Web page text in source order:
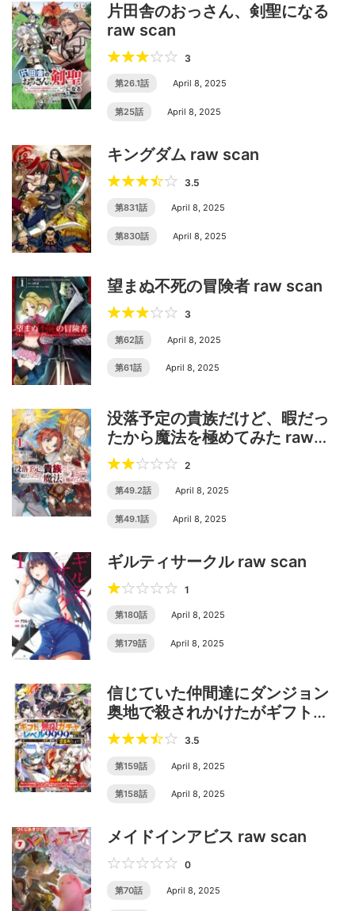
片田舎のおっさん、剣聖になる
raw scan
3
第26.1話 April 8, 2025
第25話 April 8, 2025
キングダム raw scan
3.5
第831話 April 8, 2025
第830話 April 8, 2025
望まぬ不死の冒険者 raw scan
3
第62話 April 8, 2025
第61話 April 8, 2025
没落予定の貴族だけど、暇だっ
たから魔法を極めてみた raw
scan
2
第49.2話 April 8, 2025
第49.1話 April 8, 2025
ギルティサークル raw scan
1
第180話 April 8, 2025
第179話 April 8, 2025
信じていた仲間達にダンジョン
奥地で殺されかけたがギフト
『無限ガチャ』でレベル9999の
仲間達を手に入れて元パーティ
ーメンバーと世界に復讐＆『ざ
まぁ！』します！ raw scan
3.5
第159話 April 8, 2025
第158話 April 8, 2025
メイドインアビス raw scan
0
第70話 April 8, 2025